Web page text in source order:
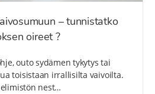
– tunnistatko
oireet ?
outo sydämen tykytys tai
toisistaan irrallisilta vaivoilta.
nest…